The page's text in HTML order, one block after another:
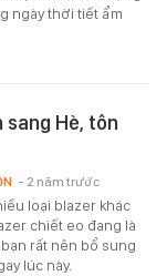
ngày thời tiết ẩm
Hè, tôn
loại blazer khác
chiết eo đang là
rất nên bổ sung
lúc này.
- 2 năm trước